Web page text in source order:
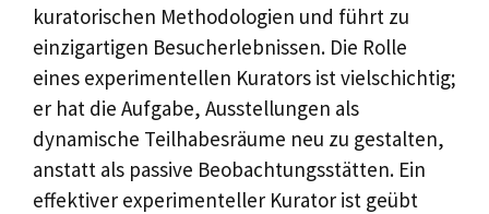
kuratorischen Methodologien und führt zu
einzigartigen Besucherlebnissen. Die Rolle
eines experimentellen Kurators ist vielschichtig;
er hat die Aufgabe, Ausstellungen als
dynamische Teilhabesräume neu zu gestalten,
anstatt als passive Beobachtungsstätten. Ein
effektiver experimenteller Kurator ist geübt